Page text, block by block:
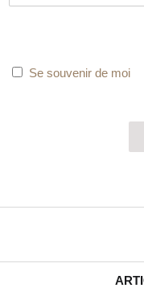
Se souvenir de moi